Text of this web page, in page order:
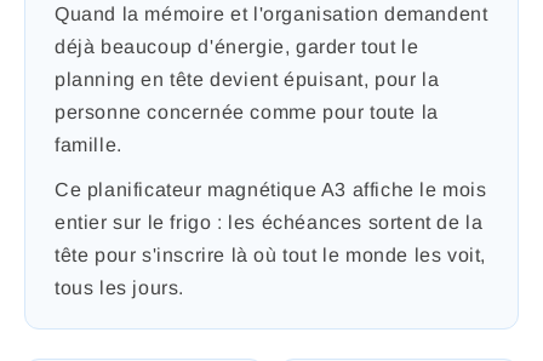
Quand la mémoire et l'organisation demandent
déjà beaucoup d'énergie, garder tout le
planning en tête devient épuisant, pour la
personne concernée comme pour toute la
famille.
Ce planificateur magnétique A3 affiche le mois
entier sur le frigo : les échéances sortent de la
tête pour s'inscrire là où tout le monde les voit,
tous les jours.